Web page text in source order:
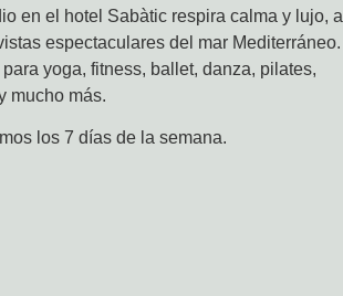
en el hotel Sabàtic respira calma y lujo, al
espectaculares del mar Mediterráneo.
yoga, fitness, ballet, danza, pilates,
mucho más.
los 7 días de la semana.